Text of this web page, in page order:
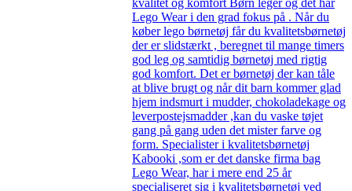
Lego Wear i den grad fokus på . Når du
køber lego børnetøj får du kvalitetsbørnetøj
der er slidstærkt , beregnet til mange timers
god leg og samtidig børnetøj med rigtig
god komfort. Det er børnetøj der kan tåle
at blive brugt og når dit barn kommer glad
hjem indsmurt i mudder, chokoladekage og
leverpostejsmadder ,kan du vaske tøjet
gang på gang uden det mister farve og
form. Specialister i kvalitetsbørnetøj
Kabooki ,som er det danske firma bag
Lego Wear, har i mere end 25 år
specialiseret sig i kvalitetsbørnetøj ved